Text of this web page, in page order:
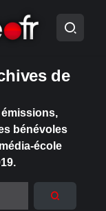
de
bénévoles
école